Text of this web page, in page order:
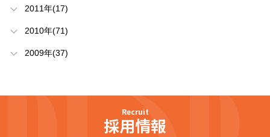
2011年(17)
2010年(71)
2009年(37)
Recruit
採用情報